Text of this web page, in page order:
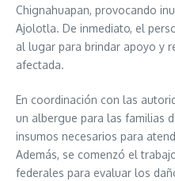
Chignahuapan, provocando
Ajolotla. De inmediato, el
al lugar para brindar apoyo y
afectada.
En coordinación con las
un albergue para las familias
insumos necesarios para
Además, se comenzó el
federales para evaluar los